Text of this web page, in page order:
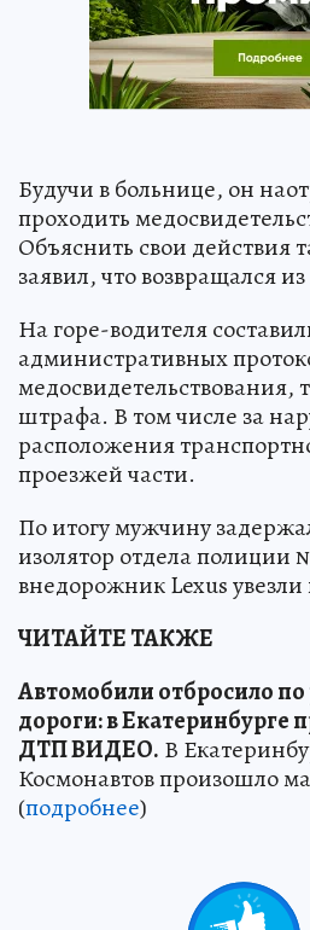
Будучи в больнице, он
проходить
Объяснить свои действия
заявил, что возвращался
На горе-водителя
административных
медосвидетельствования,
штрафа. В том числе за
расположения
проезжей части.
По итогу мужчину
изолятор отдела полиции
внедорожник Lexus увезли
ЧИТАЙТЕ ТАКЖЕ
Автомобили отбросило
дороги: в Екатеринбурге
ДТП ВИДЕО. В
Космонавтов произошло
(подробнее)